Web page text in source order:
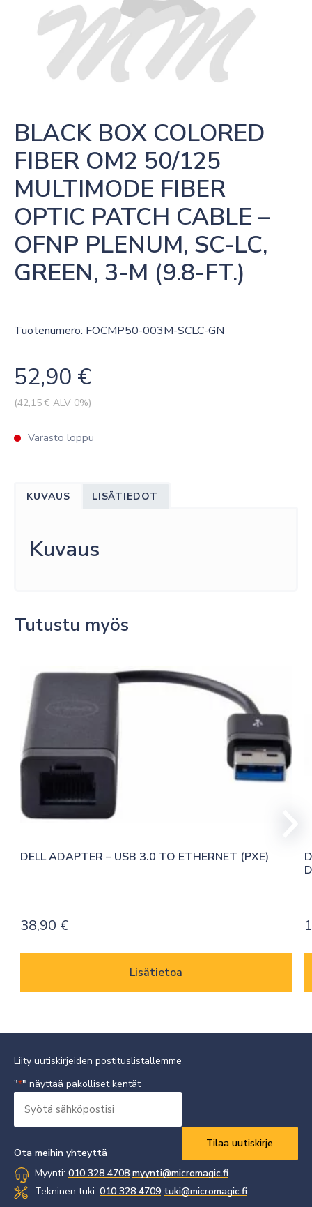
BLACK BOX COLORED
FIBER OM2 50/125
MULTIMODE FIBER
OPTIC PATCH CABLE –
OFNP PLENUM, SC-LC,
GREEN, 3-M (9.8-FT.)
Tuotenumero: FOCMP50-003M-SCLC-GN
52,90 €
(42,15€ ALV 0%)
Varasto loppu
KUVAUS LISÄTIEDOT
Kuvaus
Tutustu myös
DELL ADAPTER – USB 3.0 TO ETHERNET (PXE)
38,90 €
Lisätietoa
Liity uutiskirjeiden postituslistallemme
"*" näyttää pakolliset kentät
sähköpostisi
Ota meihin yhteyttä
Myynti: 010 328 4708 myynti@micromagic.fi
Tekninen tuki: 010 328 4709 tuki@micromagic.fi